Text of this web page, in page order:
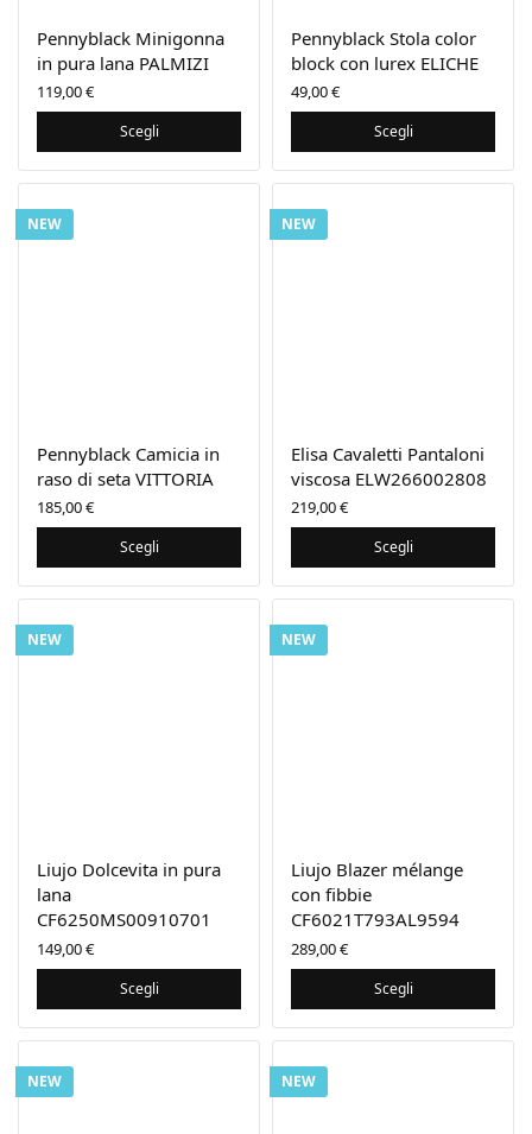
Pennyblack Minigonna
in pura lana PALMIZI
119,00€
Scegli
Pennyblack Stola color
block con lurex ELICHE
49,00€
Scegli
NEW
Pennyblack Camicia in
raso di seta VITTORIA
185,00€
Scegli
NEW
Elisa Cavaletti Pantaloni
viscosa ELW266002808
219,00€
Scegli
NEW
Liujo Dolcevita in pura
lana
CF6250MS00910701
149,00€
Scegli
NEW
Liujo Blazer mélange
con fibbie
CF6021T793AL9594
289,00€
Scegli
NEW NEW